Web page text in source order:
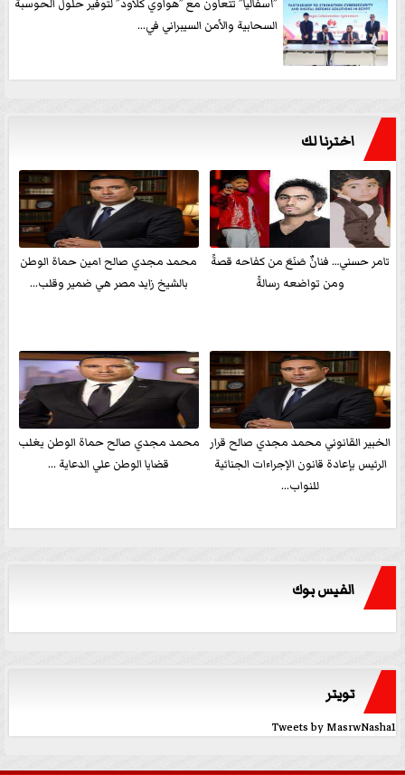
”أسفاليا” تتعاون مع ”هواوي كلاود” لتوفير حلول الحوسبة
السحابية والأمن السيبراني في...
اخترنا لك
تامر حسني… فنانٌ صَنَعَ من كفاحه قصةً
ومن تواضعه رسالةً
محمد مجدي صالح امين حماة الوطن
بالشيخ زايد مصر هي ضمير وقلب...
الخبير القانوني محمد مجدي صالح قرار
الرئيس بإعادة قانون الإجراءات الجنائية
للنواب...
محمد مجدي صالح حماة الوطن يغلب
قضايا الوطن علي الدعاية ...
الفيس بوك
تويتر
Tweets by MasrwNasha1